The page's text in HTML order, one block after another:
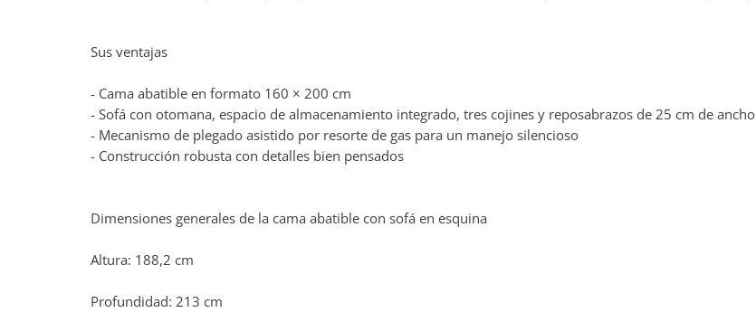
Sus ventajas
- Cama abatible en formato 160 × 200 cm
- Sofá con otomana, espacio de almacenamiento integrado, tres cojines y reposabrazos de 25 cm de ancho
- Mecanismo de plegado asistido por resorte de gas para un manejo silencioso
- Construcción robusta con detalles bien pensados
Dimensiones generales de la cama abatible con sofá en esquina
Altura: 188,2 cm
Profundidad: 213 cm